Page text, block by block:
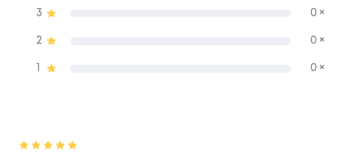
3 0 ×
2 0 ×
0 ×